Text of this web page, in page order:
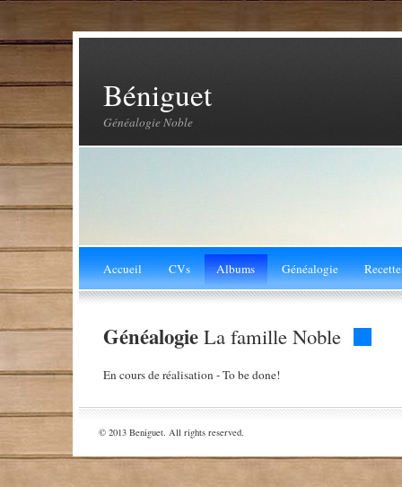
Béniguet
Généalogie Noble
Accueil CVs Albums Généalogie
Généalogie La famille Noble
En cours de réalisation - To be done!
© 2013 Beniguet. All rights reserved.